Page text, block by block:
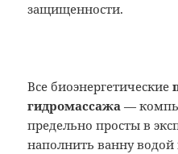
защищенности.
Все биоэнергетические
гидромассажа —
предельно просты в
наполнить ванну